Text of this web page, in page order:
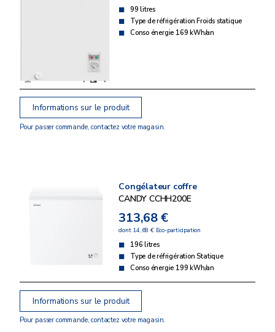
99 litres
Type de réfrigération Froids statique
Conso énergie 169 kWh/an
Informations sur le produit
Pour passer commande, contactez votre magasin.
Congélateur coffre
CANDY CCHH200E
313,68 €
dont 14,68 € Eco-participation
196 litres
Type de réfrigération Statique
Conso énergie 199 kWh/an
Informations sur le produit
Pour passer commande, contactez votre magasin.